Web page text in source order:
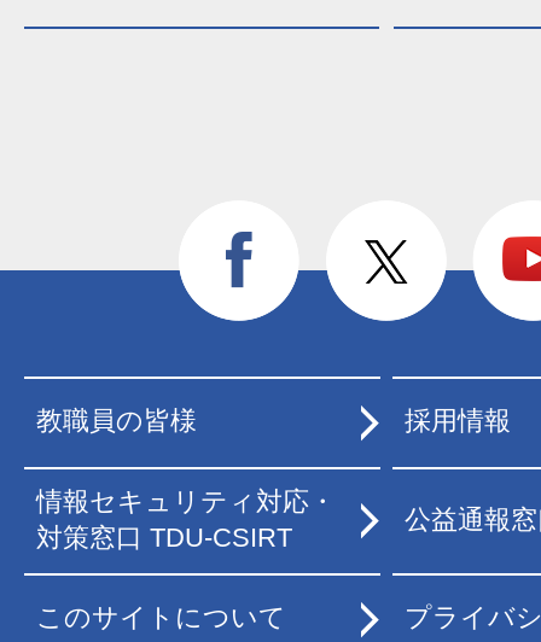
教職員の皆様 採用情報
情報セキュリティ対応・
対策窓口 TDU-CSIRT
公益通報
このサイトについて プライバ